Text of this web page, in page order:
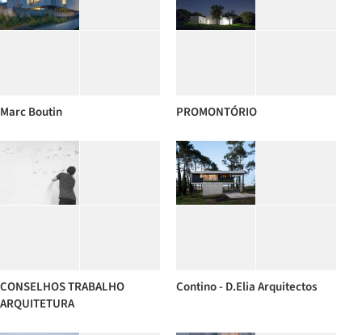
Marc Boutin PROMONTÓRIO
CONSELHOS TRABALHO
ARQUITETURA
Contino - D.Elia Arquitectos